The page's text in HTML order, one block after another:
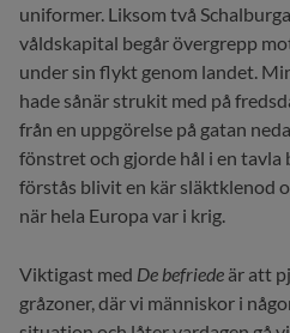
uniformer. Liksom två
våldskapital begår övergrepp
under sin flykt genom landet.
hade sånär strukit med på
från en uppgörelse på gatan
fönstret och gjorde hål i en tavla
förstås blivit en kär släktklenod
när hela Europa var i krig.
Viktigast med De befriede är att
gråzoner, där vi människor i